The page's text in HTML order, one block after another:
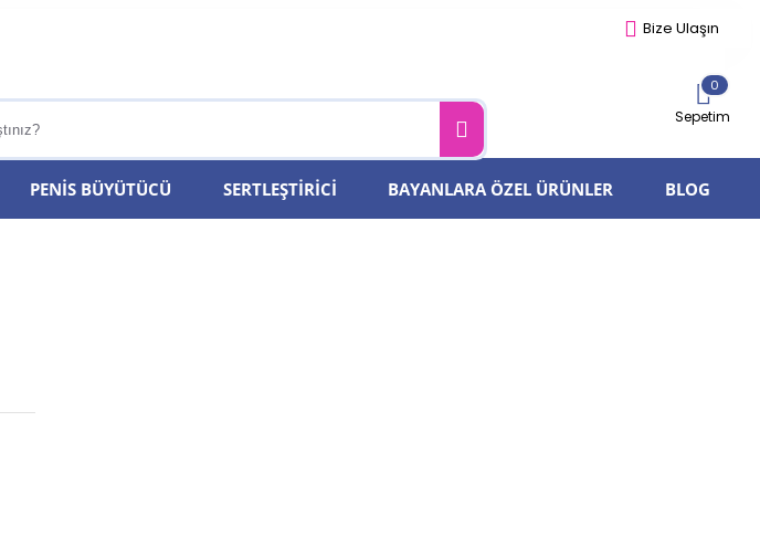
Bize Ulaşın
Sepetim
0
PENIS BÜYÜTÜCÜ SERTLEŞTIRICI BAYANLARA ÖZEL ÜRÜNLER BLOG